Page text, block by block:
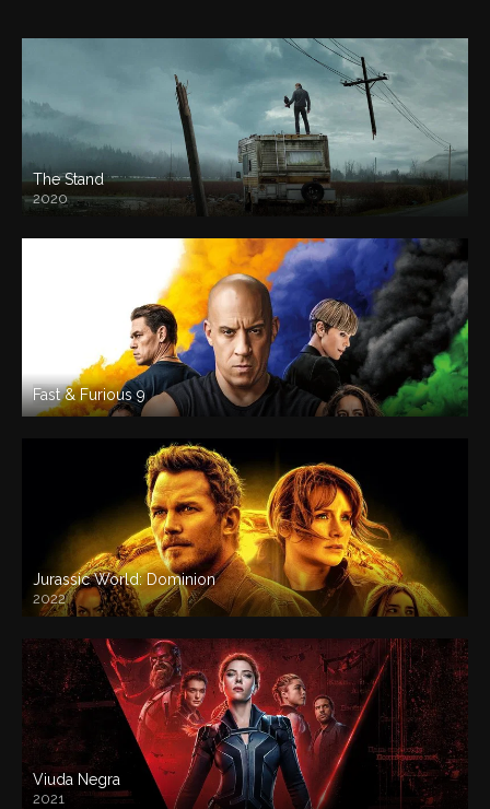
The Stand
2020
Fast & Furious 9
Jurassic World: Dominion
2022
Viuda Negra
2021